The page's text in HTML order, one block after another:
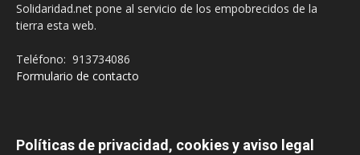
Solidaridad.net pone al servicio de los empobrecidos de la
tierra esta web.
Teléfono: 913734086
Formulario de contacto
Políticas de privacidad, cookies y aviso legal